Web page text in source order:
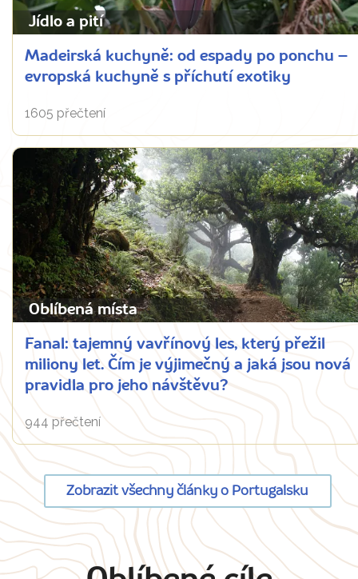
Jídlo a pití
Madeirská kuchyně: od espady po ponchu –
evropská kuchyně s příchutí exotiky
1605 přečtení
Oblíbená místa
Fanal: tajemný vavřínový les, který přežil
miliony let. Čím je výjimečný a jaká jsou nová
pravidla pro jeho návštěvu?
944 přečtení
Zobrazit všechny články o Portugalsku